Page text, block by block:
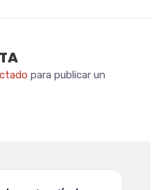
para publicar un